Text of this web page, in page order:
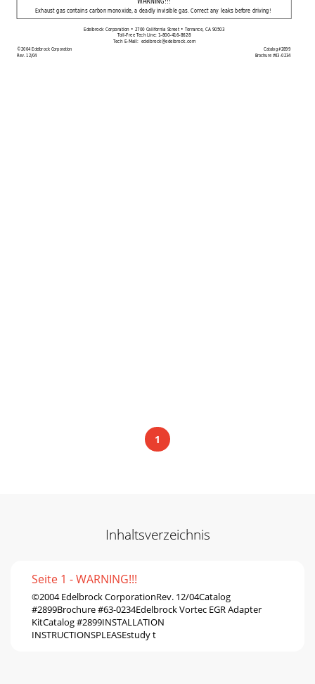
©2004 Edelbrock Corporation
Rev. 12/04
Catalog #2899
Brochure #63-0234
Exhaust gas contains carbon monoxide, a deadly invisible gas. Correct any leaks before driving!
Edelbrock Corporation • 2700 California Street • Torrance, CA 90503
Toll-Free Tech Line: 1-800-416-8628
Tech E-Mail: edelbrock@edelbrock.com
1
Inhaltsverzeichnis
Seite 1 - WARNING!!!
©2004 Edelbrock CorporationRev. 12/04Catalog
#2899Brochure #63-0234Edelbrock Vortec EGR Adapter
KitCatalog #2899INSTALLATION
INSTRUCTIONSPLEASEstudy t